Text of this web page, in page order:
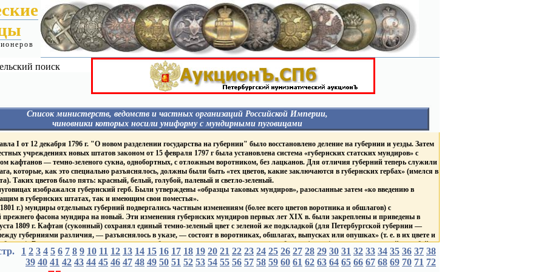
поиск
Список министерств, ведомств и частных организаций Российской Империи,
чиновники которых носили униформу с мундирными пуговицами
Гражданские 1827-1857
Гражданские 1857-1917
Гражданские 1917
Гражданские - Царство Польское
Гражданские - Великое Княжество
Финляндское
ИМПЕРАТОРСКИЙ ДВОР
Дворцовые Правления
Придворн. Ведом.
Академия Художеств
Публ. Библиотека и Румянцев.
музеум
Капитул Императорских
и Царских Орденов
Mин. и вед. имевшие
на пуговицах Столп Закона
МИН. ФИНАНСОВ
Фабр. Инсп.
Гос. банки
Пограничная стража
Таможенная и акцизная
службы
МИН. ГОС. ИМУЩЕСТВ
Корпус горных инженеров
ПОЖАРНЫЕ ОБЩЕСТВА
ПОЧТ. - ТЕЛЕГРАФ. ВЕД.
ГРАЖДАНСКИЙ ФЛОТ
Торговый Флот
Яхт-клубы
ГРАЖДАНСКИЕ УЧЕБНЫЕ
ЗАВЕДЕНИЯ
ВУЗы
НЕГОСУДАРСТВЕННЫЕ
ОРГАНИЗАЦИИ
ГУБЕРНИИ И ГОРОДА
Россия
Курская Губерния
ВЕД. БЛАГОТВ. УЧРЕЖД.
ЛИВРЕЙНЫЕ С
ДВОРЯНСКИМИ
ГЕРБАМИ
Россия
Царство Польское
С брачными гербами
короны
I от 12 декабря 1796 г. "О новом разделении государства на губернии" было восстановлено деление на губернии и уезды. Затем
учреждениях новых штатов законом от 15 февраля 1797 г была установлена система «губернских статских мундиров» с
кафтанов — темно-зеленого сукна, однобортных, с отложным воротником, без лацканов. Для отличия губерний теперь служили
которые, как это специально разъяснялось, должны были быть «тех цветов, какие заключаются в губернских гербах» (имелся в
Таких цветов было пять: красный, белый, голубой, палевый и светло-зеленый.
изображался губернский герб. Были утверждены «образцы таковых мундиров», разосланные затем «ко введению в
в губернских штатах, так и имеющим свои поместья».
г.) мундиры отдельных губерний подвергались частным изменениям (более всего цветов воротника и обшлагов) с
прежнего фасона мундира на новый. Эти изменения губернских мундиров первых лет XIX в. были закреплены и приведены в
1809 г. Кафтан (суконный) сохранял единый темно-зеленый цвет с зеленой же подкладкой (для Петербургской губернии —
губерниями различия, — разъяснялось в указе, — состоят в воротниках, обшлагах, выпусках или опушках» (т. е. в их цвете и
В зависимости от цвета воротника и обшлагов устанавливалось восемь «разборов» (групп) мундиров: красный, голубой,
черный, темно-синий, фиолетовый, малиновый и оранжевый
мундиры для генерал-губернаторов, гражданских губернаторов и вице-губернаторов «по цветам, каждой губернии
1 2 3 4 5 6 7 8 9 10 11 12 13 14 15 16 17 18 19 20 21 22 23 24 25 26 27 28 29 30 31 32 33 34 35 36 37 38
39 40 41 42 43 44 45 46 47 48 49 50 51 52 53 54 55 56 57 58 59 60 61 62 63 64 65 66 67 68 69 70 71 72